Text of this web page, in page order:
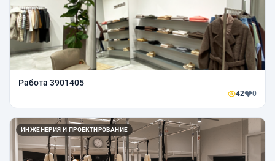
Работа 3901405
42 0
ИНЖЕНЕРИЯ И ПРОЕКТИРОВАНИЕ